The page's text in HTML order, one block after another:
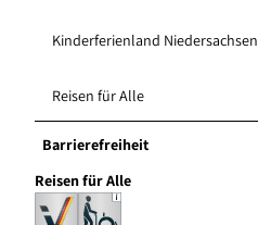
Kinderferienland Niedersachsen
Reisen für Alle
Barrierefreiheit
Reisen für Alle